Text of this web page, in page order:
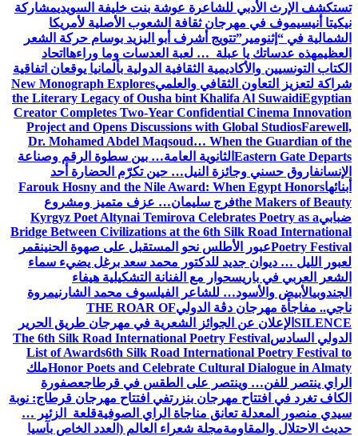
تستكشف الإرث الأدبي للشاعرة عوشة بنت خليفة السويديمشاركة
نيكيتا أنيسيموف في مهرجان ثقافة الشعوب الأصلية لأمريكا
الشمالية في “إثنومير”تتويج أشرف أبو اليزيد بوسام حركة الشعر
العظيمهذه عدساتك يا عبلة … لعبة العدسات وما وراءها اتحاد
الكتاب التونسيين والأكاديمية الثقافية الدولية بألمانيا يوقعان اتفاقية
شراكة لتعزيز التعاون الثقافي والعلميNew Monograph Explores
the Literary Legacy of Ousha bint Khalifa Al SuwaidiEgyptian
Creator Completes Two-Year Confidential Cinema Innovation
Project and Opens Discussions with Global StudiosFarewell,
Dr. Mohamed Abdel Maqsoud… When the Guardian of the
Eastern Gate Departs الثانوية العامة… بين سطوة الرقم وصناعة
الإنسانفاروق حسني وجائزة النيل… حين تكرّم الحضارة أحد
أبنائهاFarouk Hosny and the Nile Award: When Egypt Honors
the Makers of Beautyفرج سليمان… عزف متميز ومشروع
ضبابيKyrgyz Poet Altynai Temirova Celebrates Poetry as a
Bridge Between Civilizations at the 6th Silk Road International
Poetry Festivalعبور الأطلس نحو المستقبل على صهوة الحنينقمر
لعبور الليل … ديوان جديد للدكتور محمد سعد برغل يضيء سماء
الشعر العربي في باريسحوار مع الفنانة التشكيلية هيفاء
الجندوبيالأبيض والأسود… للشاعر الفيلسوف محمد الشارنيمروة
ناجي.. مفاجأة مهرجان دڨة الدوليTHE ROAR OF
SILENCE الإعلان عن الجوائز الشعرية في مهرجان طريق الحرير
الدولي السادسThe 6th Silk Road International Poetry Festival
List of Awards6th Silk Road International Poetry Festival to
Honor Poets and Celebrate Cultural Dialogue in Almatyملك
الراي ينتصر للفن… وينتصر على الطقس في قرطاجعصفورة
الكاف تغرد في افتتاح مهرجان بنزرتفي افتتاح مهرجان قرطاج: نوبة
سيدي منصور المعدلة تعانق مناجاة الراي الصوفيةقلعة الزئير …
حديث الاحتلال والمقاومةمجلة شعراء العالم (العدد الخاص بآسيا